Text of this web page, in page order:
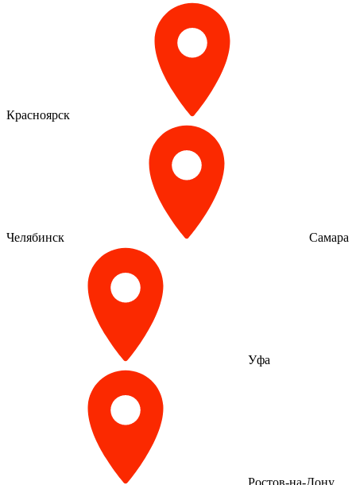
Красноярск
Челябинск Самара
Уфа
Ростов-на-Дону